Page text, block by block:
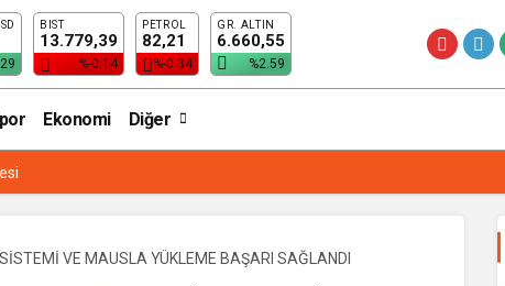
BIST
13.779,39
%-0.14
PETROL
82,21
%-0.34
GR. ALTIN
6.660,55
%2.59
Ekonomi Diğer
VE MAUSLA YÜKLEME BAŞARI SAĞLANDI
YÜKLEME BAŞARI SAĞLANDI